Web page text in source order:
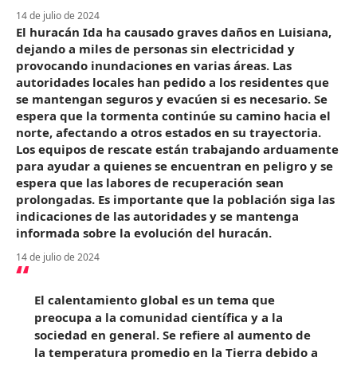
14 de julio de 2024
El huracán Ida ha causado graves daños en Luisiana,
dejando a miles de personas sin electricidad y
provocando inundaciones en varias áreas. Las
autoridades locales han pedido a los residentes que
se mantengan seguros y evacúen si es necesario. Se
espera que la tormenta continúe su camino hacia el
norte, afectando a otros estados en su trayectoria.
Los equipos de rescate están trabajando arduamente
para ayudar a quienes se encuentran en peligro y se
espera que las labores de recuperación sean
prolongadas. Es importante que la población siga las
indicaciones de las autoridades y se mantenga
informada sobre la evolución del huracán.
14 de julio de 2024
El calentamiento global es un tema que
preocupa a la comunidad científica y a la
sociedad en general. Se refiere al aumento de
la temperatura promedio en la Tierra debido a